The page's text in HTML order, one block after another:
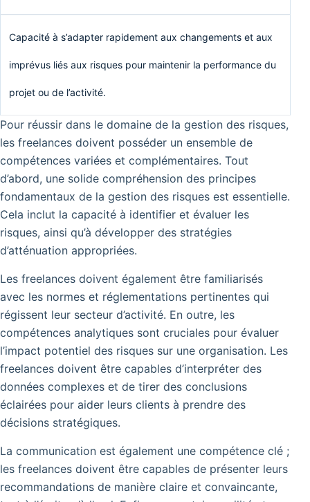
Capacité à s’adapter rapidement aux changements et aux
imprévus liés aux risques pour maintenir la performance du
projet ou de l’activité.
Pour réussir dans le domaine de la gestion des risques,
les freelances doivent posséder un ensemble de
compétences variées et complémentaires. Tout
d’abord, une solide compréhension des principes
fondamentaux de la gestion des risques est essentielle.
Cela inclut la capacité à identifier et évaluer les
risques, ainsi qu’à développer des stratégies
d’atténuation appropriées.
Les freelances doivent également être familiarisés
avec les normes et réglementations pertinentes qui
régissent leur secteur d’activité. En outre, les
compétences analytiques sont cruciales pour évaluer
l’impact potentiel des risques sur une organisation. Les
freelances doivent être capables d’interpréter des
données complexes et de tirer des conclusions
éclairées pour aider leurs clients à prendre des
décisions stratégiques.
La communication est également une compétence clé ;
les freelances doivent être capables de présenter leurs
recommandations de manière claire et convaincante,